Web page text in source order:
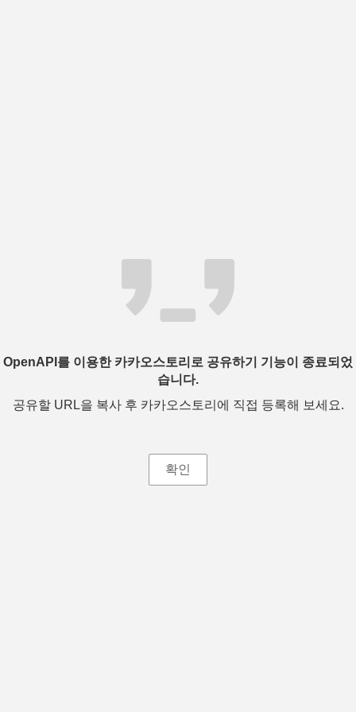
OpenAPI를 이용한 카카오스토리로 공유하기 기능이 종료되었
습니다.
공유할 URL을 복사 후 카카오스토리에 직접 등록해 보세요.
확인